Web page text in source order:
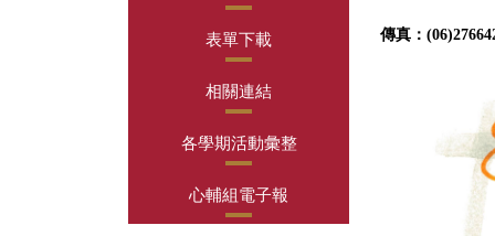
表單下載
相關連結
各學期活動彙整
心輔組電子報
傳真：